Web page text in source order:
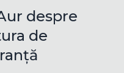
despre
de